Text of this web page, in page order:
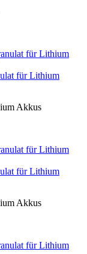
für Lithium
Akkus
für Lithium
Akkus